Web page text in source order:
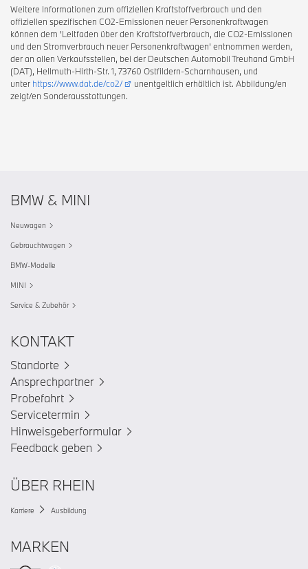
Weitere Informationen zum offiziellen Kraftstoffverbrauch und den
offiziellen spezifischen CO2-Emissionen neuer Personenkraftwagen
können dem 'Leitfaden über den Kraftstoffverbrauch, die CO2-Emissionen
und den Stromverbrauch neuer Personenkraftwagen' entnommen werden,
der an allen Verkaufsstellen, bei der Deutschen Automobil Treuhand GmbH
(DAT), Hellmuth-Hirth-Str. 1, 73760 Ostfildern-Scharnhausen, und
unter https://www.dat.de/co2/
unentgeltlich erhältlich ist. Abbildung/en
zeigt/en Sonderausstattungen.
BMW & MINI
Neuwagen
Gebrauchtwagen
BMW-Modelle
MINI
Service & Zubehör
KONTAKT
Standorte
Ansprechpartner
Probefahrt
Servicetermin
Hinweisgeberformular
Feedback geben
ÜBER RHEIN
Karriere Ausbildung
MARKEN